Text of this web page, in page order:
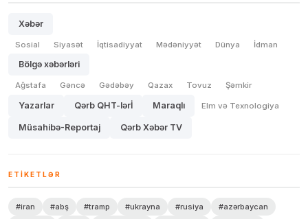
Xəbər
Sosial Siyasət İqtisadiyyat Mədəniyyət Dünya İdman
Bölgə xəbərləri
Ağstafa Gəncə Gədəbəy Qazax Tovuz Şəmkir
Yazarlar Qərb QHT-lərİ Maraqlı Elm və Texnologiya
Müsahibə-Reportaj Qərb Xəbər TV
ETIKETLƏR
#iran #abş #tramp #ukrayna #rusiya #azərbaycan